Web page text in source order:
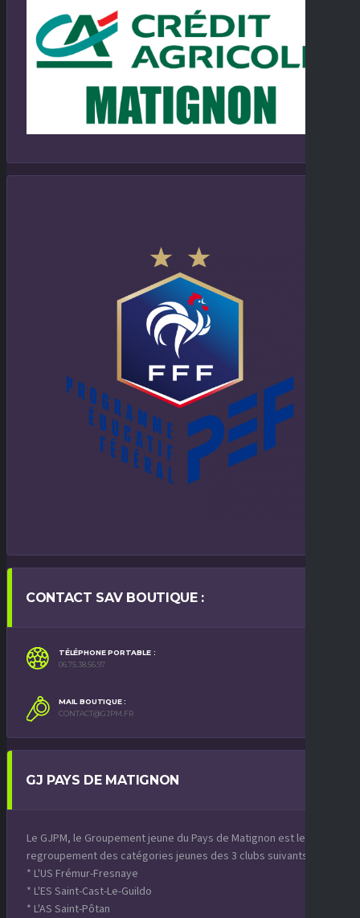
CONTACT SAV BOUTIQUE :
TÉLÉPHONE PORTABLE :
06.75.38.56.97
MAIL BOUTIQUE :
CONTACT@GJPM.FR
GJ PAYS DE MATIGNON
Le GJPM, le Groupement jeune du Pays de Matignon est le
regroupement des catégories jeunes des 3 clubs suivants :
* L'US Frémur-Fresnaye
* L'ES Saint-Cast-Le-Guildo
* L'AS Saint-Pôtan